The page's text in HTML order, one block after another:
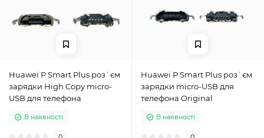
Huawei P Smart Plus роз`єм
зарядки High Copy micro-
USB для телефона
В наявності
Huawei P Smart Plus роз`єм
зарядки micro-USB для
телефона Original
В наявності